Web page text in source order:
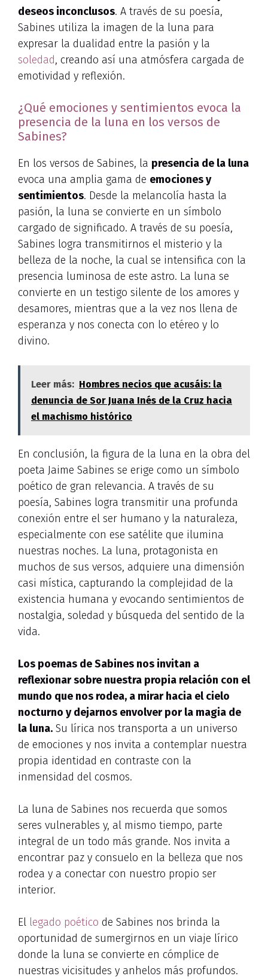
deseos inconclusos. A través de su poesía,
Sabines utiliza la imagen de la luna para
expresar la dualidad entre la pasión y la
soledad, creando así una atmósfera cargada de
emotividad y reflexión.
¿Qué emociones y sentimientos evoca la
presencia de la luna en los versos de
Sabines?
En los versos de Sabines, la presencia de la luna
evoca una amplia gama de emociones y
sentimientos. Desde la melancolía hasta la
pasión, la luna se convierte en un símbolo
cargado de significado. A través de su poesía,
Sabines logra transmitirnos el misterio y la
belleza de la noche, la cual se intensifica con la
presencia luminosa de este astro. La luna se
convierte en un testigo silente de los amores y
desamores, mientras que a la vez nos llena de
esperanza y nos conecta con lo etéreo y lo
divino.
Leer más: Hombres necios que acusáis: la
denuncia de Sor Juana Inés de la Cruz hacia
el machismo histórico
En conclusión, la figura de la luna en la obra del
poeta Jaime Sabines se erige como un símbolo
poético de gran relevancia. A través de su
poesía, Sabines logra transmitir una profunda
conexión entre el ser humano y la naturaleza,
especialmente con ese satélite que ilumina
nuestras noches. La luna, protagonista en
muchos de sus versos, adquiere una dimensión
casi mística, capturando la complejidad de la
existencia humana y evocando sentimientos de
nostalgia, soledad y búsqueda del sentido de la
vida.
Los poemas de Sabines nos invitan a
reflexionar sobre nuestra propia relación con el
mundo que nos rodea, a mirar hacia el cielo
nocturno y dejarnos envolver por la magia de
la luna. Su lírica nos transporta a un universo
de emociones y nos invita a contemplar nuestra
propia identidad en contraste con la
inmensidad del cosmos.
La luna de Sabines nos recuerda que somos
seres vulnerables y, al mismo tiempo, parte
integral de un todo más grande. Nos invita a
encontrar paz y consuelo en la belleza que nos
rodea y a conectar con nuestro propio ser
interior.
El legado poético de Sabines nos brinda la
oportunidad de sumergirnos en un viaje lírico
donde la luna se convierte en cómplice de
nuestras vicisitudes y anhelos más profundos.